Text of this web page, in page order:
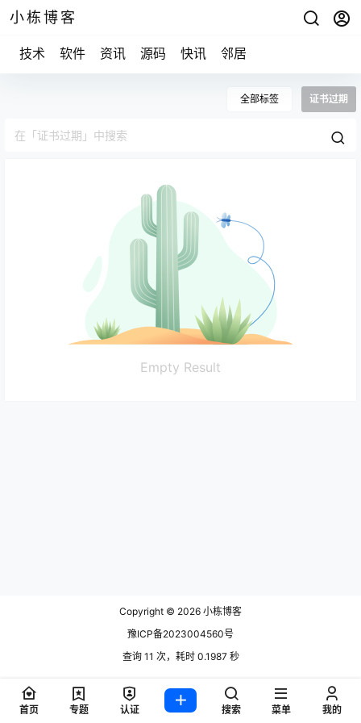
小栋博客
技术 软件 资讯 源码 快讯 邻居
全部标签 证书过期
Empty Result
Copyright © 2026 小栋博客
豫ICP备2023004560号
查询 11 次，耗时 0.1987 秒
首页 专题 认证 搜索 菜单 我的